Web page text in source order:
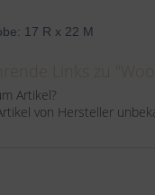
17 R x 22 M
Artikel?
von Hersteller